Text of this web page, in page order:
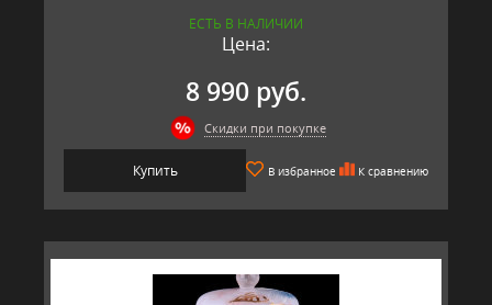
ЕСТЬ В НАЛИЧИИ
Цена:
8 990 руб.
Скидки при покупке
Купить В избранное К сравнению